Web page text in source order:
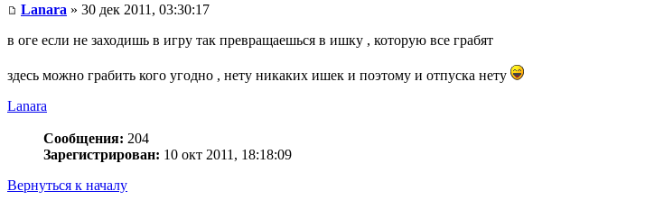
Lanara » 30 дек 2011, 03:30:17
в оге если не заходишь в игру так превращаешься в ишку , которую все грабят
здесь можно грабить кого угодно , нету никаких ишек и поэтому и отпуска нету
Lanara
Сообщения: 204
Зарегистрирован: 10 окт 2011, 18:18:09
Вернуться к началу